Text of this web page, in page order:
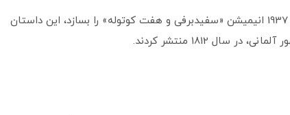
پیش از آنکه کمپانی «والت دیزنی» در سال 1937 انیمیشن «سفیدبرفی و هفت کوتوله» را بسازد، این داستان
سال 1812 منتشر کردند.